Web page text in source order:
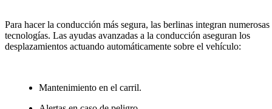
Para hacer la conducción más segura, las berlinas integran numerosas
tecnologías. Las ayudas avanzadas a la conducción aseguran los
desplazamientos actuando automáticamente sobre el vehículo:
Mantenimiento en el carril.